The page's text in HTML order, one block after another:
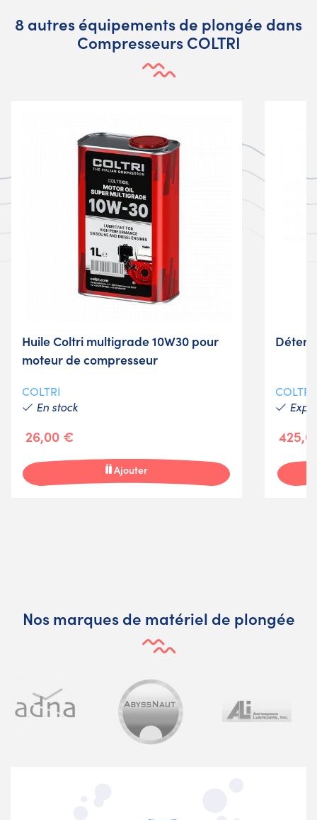
8 autres équipements de plongée dans
Compresseurs COLTRI
Huile Coltri multigrade 10W30 pour
moteur de compresseur
COLTRI
En stock
26,00 €
Ajouter
COLTRI
Nos marques de matériel de plongée